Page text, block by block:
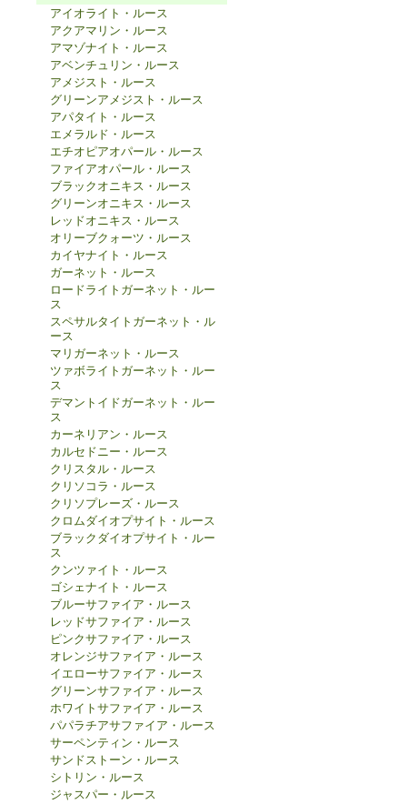
アイオライト・ルース
アクアマリン・ルース
アマゾナイト・ルース
アベンチュリン・ルース
アメジスト・ルース
グリーンアメジスト・ルース
アパタイト・ルース
エメラルド・ルース
エチオピアオパール・ルース
ファイアオパール・ルース
ブラックオニキス・ルース
グリーンオニキス・ルース
レッドオニキス・ルース
オリーブクォーツ・ルース
カイヤナイト・ルース
ガーネット・ルース
ロードライトガーネット・ルー
ス
スペサルタイトガーネット・ル
ース
マリガーネット・ルース
ツァボライトガーネット・ルー
ス
デマントイドガーネット・ルー
ス
カーネリアン・ルース
カルセドニー・ルース
クリスタル・ルース
クリソコラ・ルース
クリソプレーズ・ルース
クロムダイオプサイト・ルース
ブラックダイオプサイト・ルー
ス
クンツァイト・ルース
ゴシェナイト・ルース
ブルーサファイア・ルース
レッドサファイア・ルース
ピンクサファイア・ルース
オレンジサファイア・ルース
イエローサファイア・ルース
グリーンサファイア・ルース
ホワイトサファイア・ルース
パパラチアサファイア・ルース
サーペンティン・ルース
サンドストーン・ルース
シトリン・ルース
ジャスパー・ルース